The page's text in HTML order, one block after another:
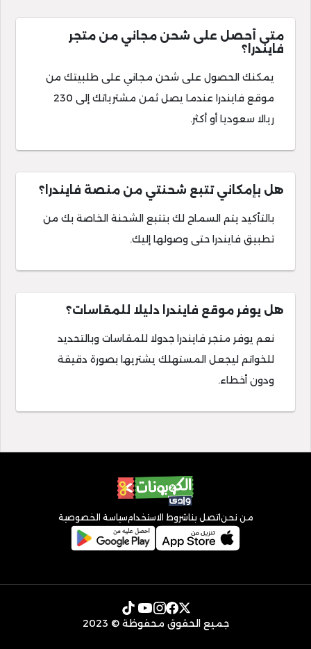
متى أحصل على شحن مجاني من متجر
فايندرا؟
يمكنك الحصول على شحن مجاني على طلبيتك من
موقع فايندرا عندما يصل ثمن مشترياتك إلى 230
ريالا سعوديا أو أكثر.
هل بإمكاني تتبع شحنتي من منصة فايندرا؟
بالتأكيد يتم السماح لك بتتبع الشحنة الخاصة بك من
تطبيق فايندرا حتى وصولها إليك.
هل يوفر موقع فايندرا دليلا للمقاسات؟
نعم يوفر متجر فايندرا جدولا للمقاسات وبالتحديد
للخواتم ليجعل المستهلك يشتريها بصورة دقيقة
ودون أخطاء.
من نحن اتصل بنا شروط الاستخدامسياسة الخصوصية
جميع الحقوق محفوظة © 2023